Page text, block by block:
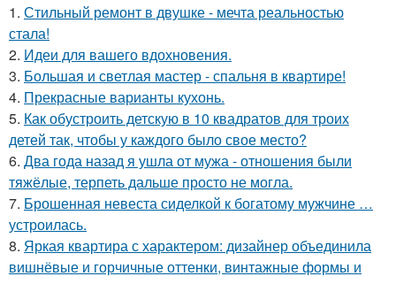
1. Стильный ремонт в двушке - мечта реальностью
стала!
2. Идеи для вашего вдохновения.
3. Большая и светлая мастер - спальня в квартире!
4. Прекрасные варианты кухонь.
5. Как обустроить детскую в 10 квадратов для троих
детей так, чтобы у каждого было свое место?
6. Два года назад я ушла от мужа - отношения были
тяжёлые, терпеть дальше просто не могла.
7. Брошенная невеста сиделкой к богатому мужчине …
устроилась.
8. Яркая квартира с характером: дизайнер объединила
вишнёвые и горчичные оттенки, винтажные формы и